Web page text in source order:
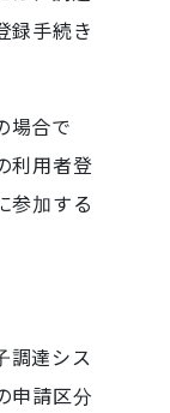
録手続き
場合で
利用者登
参加する
調達シス
申請区分